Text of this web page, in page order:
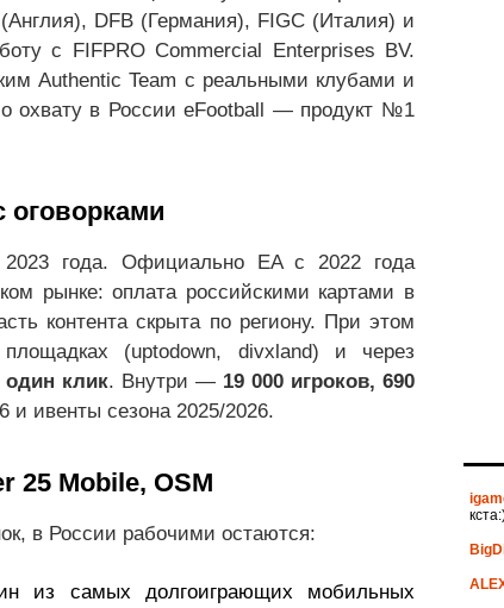
DFB (Германия), FIGC (Италия) и
с FIFPRO Commercial Enterprises BV.
Authentic Team с реальными клубами и
охвату в России eFootball — продукт №1
оговорками
года. Официально EA с 2022 года
рынке: оплата российскими картами в
контента скрыта по региону. При этом
(uptodown, divxland) и через
клик. Внутри — 19 000 игроков, 690
ивенты сезона 2025/2026.
25 Mobile, OSM
в России рабочими остаются:
из самых долгоиграющих мобильных